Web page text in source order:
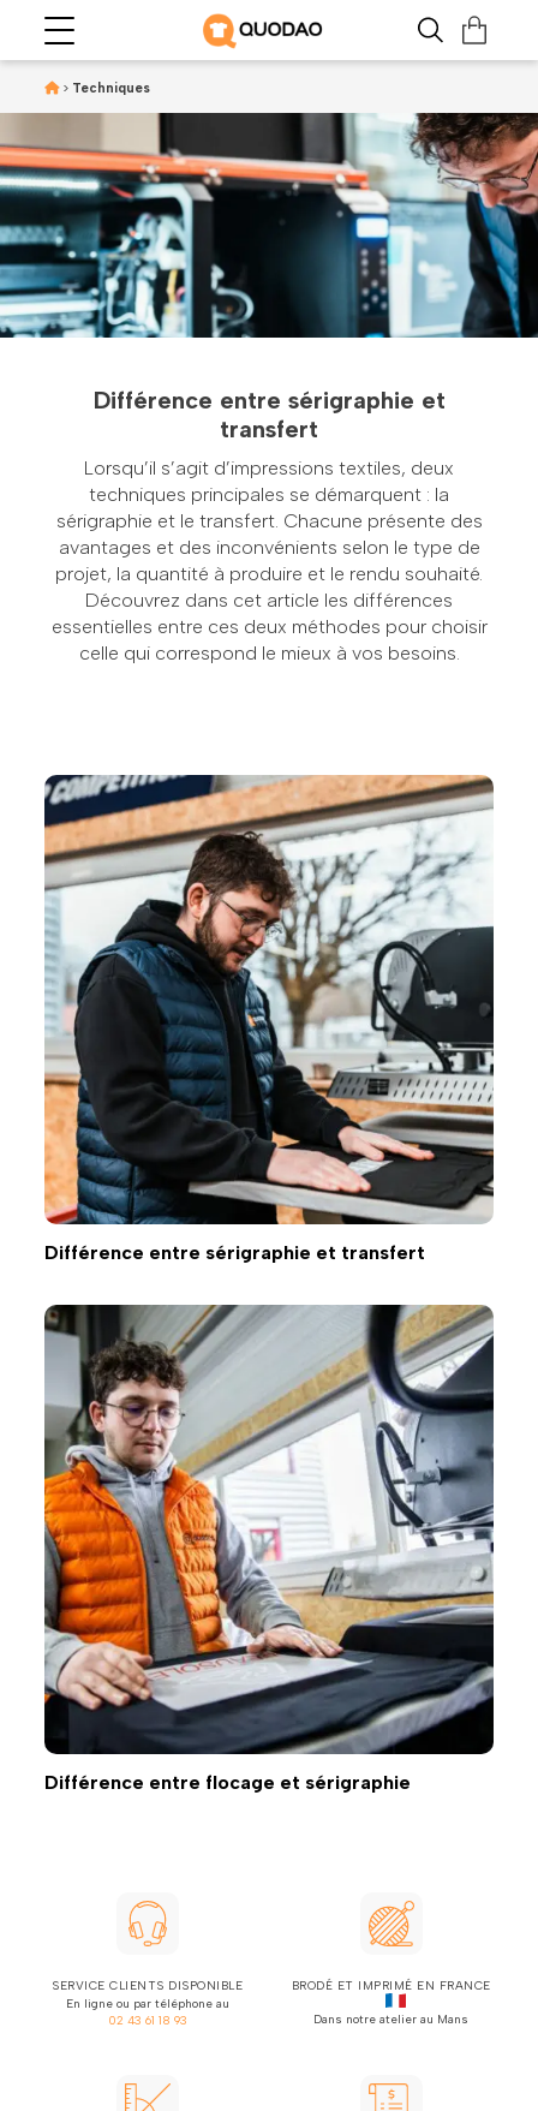
Différence entre sérigraphie et
transfert
Lorsqu’il s’agit d’impressions textiles, deux
techniques principales se démarquent : la
sérigraphie et le transfert. Chacune présente des
avantages et des inconvénients selon le type de
projet, la quantité à produire et le rendu souhaité.
Découvrez dans cet article les différences
essentielles entre ces deux méthodes pour choisir
celle qui correspond le mieux à vos besoins.
> Techniques
Différence entre sérigraphie et transfert
Différence entre flocage et sérigraphie
SERVICE CLIENTS DISPONIBLE
En ligne ou par téléphone au
02 43 61 18 93
BRODÉ ET IMPRIMÉ EN FRANCE
Dans notre atelier au Mans